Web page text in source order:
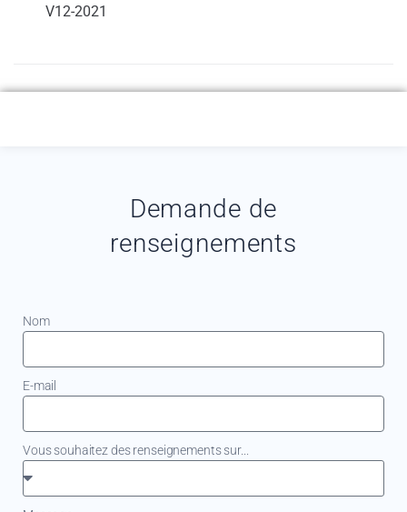
V12-2021
Demande de
renseignements
Nom
E-mail
Vous souhaitez des renseignements sur...